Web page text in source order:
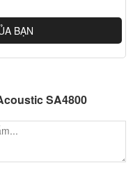
BẠN
SA4800